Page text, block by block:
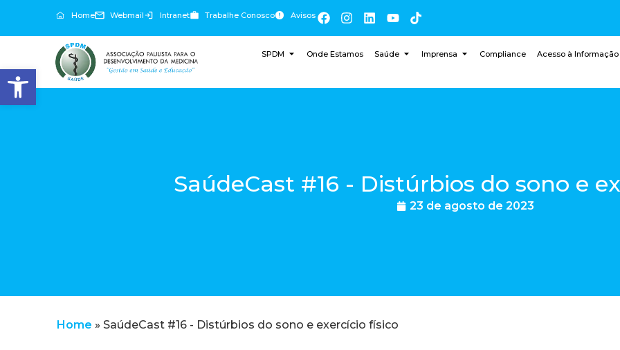
Abrir a barra de ferramentas
Home Webmail Intranet Trabalhe Conosco Avisos
SPDM Onde Estamos Saúde Imprensa Compliance Acesso à Informação
SaúdeCast #16 - Distúrbios do sono e
23 de agosto de 2023
Home » SaúdeCast #16 - Distúrbios do sono e exercício físico